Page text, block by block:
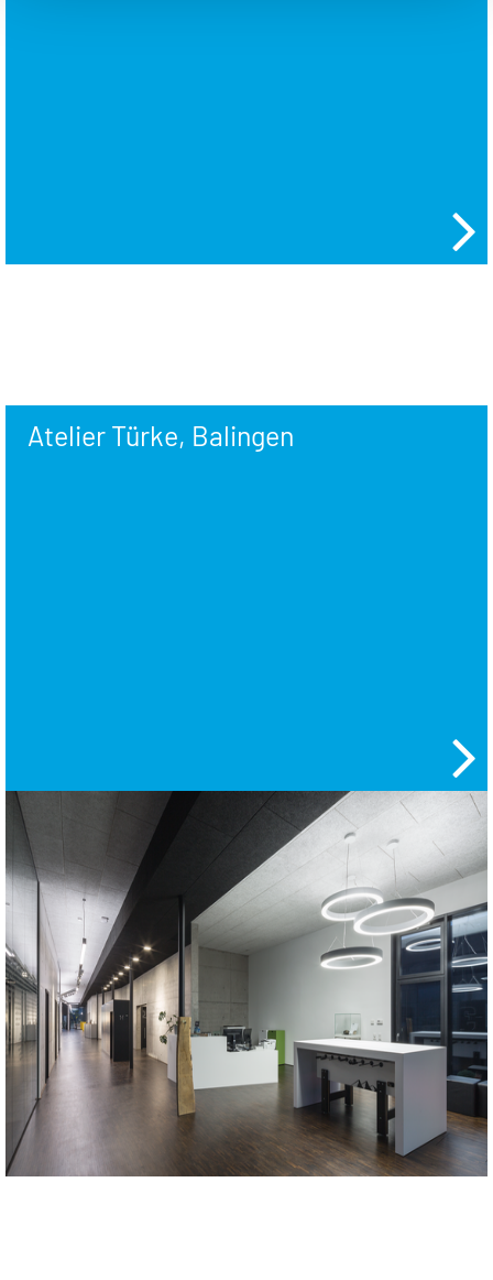
Atelier Türke, Balingen